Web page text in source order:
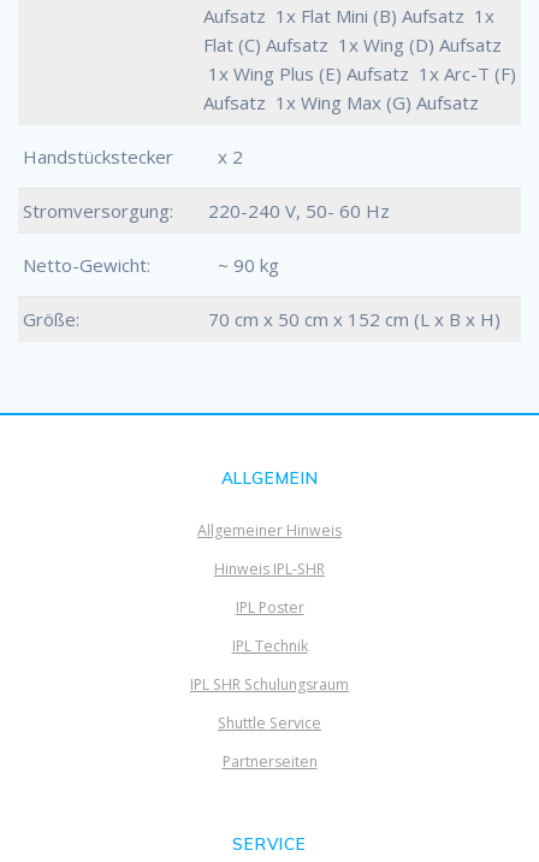
Aufsatz 1x Flat Mini (B) Aufsatz 1x
Flat (C) Aufsatz 1x Wing (D) Aufsatz
1x Wing Plus (E) Aufsatz 1x Arc-T (F)
Aufsatz 1x Wing Max (G) Aufsatz
Handstückstecker x 2
Stromversorgung: 220-240 V, 50- 60 Hz
Netto-Gewicht: ~ 90 kg
Größe: 70 cm x 50 cm x 152 cm (L x B x H)
ALLGEMEIN
Allgemeiner Hinweis
Hinweis IPL-SHR
IPL Poster
IPL Technik
IPL SHR Schulungsraum
Shuttle Service
Partnerseiten
SERVICE